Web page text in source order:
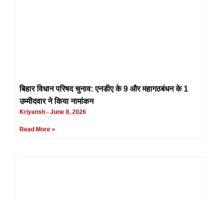
बिहार विधान परिषद चुनाव: एनडीए के 9 और महागठबंधन के 1
उम्मीदवार ने किया नामांकन
Kriyansh June 8, 2026
Read More »